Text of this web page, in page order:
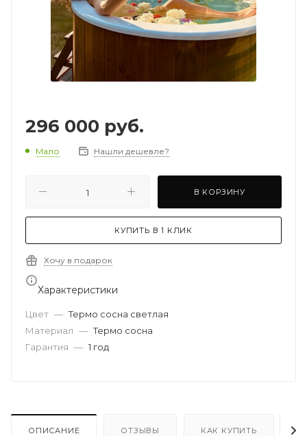
296 000 руб.
Мало Нашли дешевле?
В КОРЗИНУ
КУПИТЬ В 1 КЛИК
Хочу в подарок
Характеристики
Цвет — Термо сосна светлая
Материал — Термо сосна
Гарантия — 1 год
ОПИСАНИЕ ОТЗЫВЫ КАК КУПИТЬ